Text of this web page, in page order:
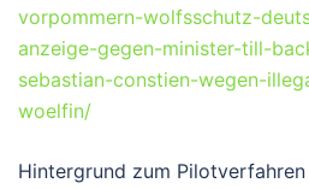
vorpommern-wolfsschutz-
anzeige-gegen-minister-till-
sebastian-constien-wegen-
woelfin/
Hintergrund zum